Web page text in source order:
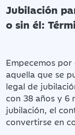
Jubilación
o sin él:
Empecemos
aquella que se
legal de
con 38 años y 6
jubilación, el
convertirse en